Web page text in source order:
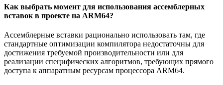
Как выбрать момент для использования ассемблерных
вставок в проекте на ARM64?
Ассемблерные вставки рационально использовать там, где
стандартные оптимизации компилятора недостаточны для
достижения требуемой производительности или для
реализации специфических алгоритмов, требующих прямого
доступа к аппаратным ресурсам процессора ARM64.